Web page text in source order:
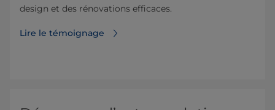
design et des rénovations efficaces.
Lire le témoignage